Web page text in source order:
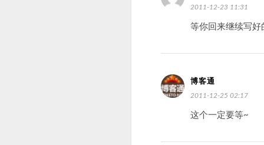
2011-12-23 11:31
等你回来继续写好
博客通
2011-12-25 02:17
这个一定要等~